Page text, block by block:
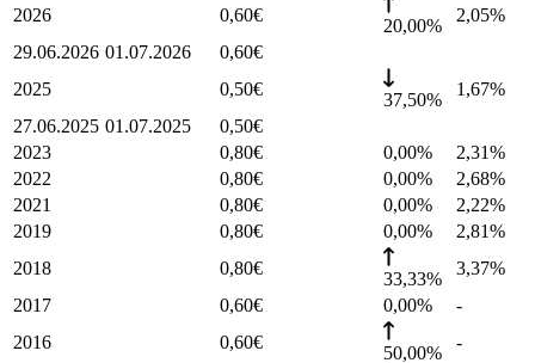
2026 0,60€
20,00%
2,05%
29.06.2026 01.07.2026 0,60€
2025
0,50€
37,50%
1,67%
27.06.2025 01.07.2025 0,50€
2023
0,80€ 0,00% 2,31%
2022
0,80€ 0,00% 2,68%
2021
0,80€ 0,00% 2,22%
2019
0,80€ 0,00% 2,81%
2018
0,80€
33,33%
3,37%
2017
0,60€ 0,00%
-
2016
0,60€
50,00%
-